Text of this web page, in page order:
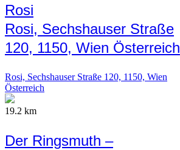
Rosi
Rosi, Sechshauser Straße
120, 1150, Wien Österreich
Rosi, Sechshauser Straße 120, 1150, Wien
Österreich
19.2 km
Der Ringsmuth –